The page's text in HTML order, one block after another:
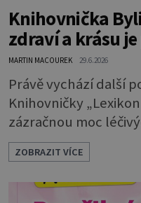
Knihovnička
zdraví a krásu
MARTIN MACOUREK 29.6.2026
Právě vychází další
Knihovničky
zázračnou moc
svého života! Stejně jako v minulých vydáních,
tak i tentokrát vás
bylinek a
na to, jak je správně
ZOBRAZIT VÍCE